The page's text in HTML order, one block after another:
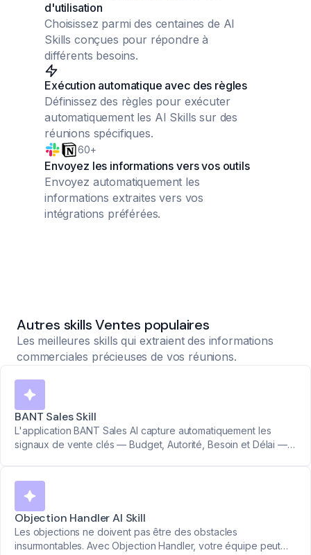
d'utilisation
Choisissez parmi des centaines de AI
Skills conçues pour répondre à
différents besoins.
Exécution automatique avec des règles
Définissez des règles pour exécuter
automatiquement les AI Skills sur des
réunions spécifiques.
60+
Envoyez les informations vers vos outils
Envoyez automatiquement les
informations extraites vers vos
intégrations préférées.
Autres skills Ventes populaires
Les meilleures skills qui extraient des informations
commerciales précieuses de vos réunions.
BANT Sales Skill
L'application BANT Sales AI capture automatiquement les
signaux de vente clés — Budget, Autorité, Besoin et Délai —
Objection Handler AI Skill
Les objections ne doivent pas être des obstacles
insurmontables. Avec Objection Handler, votre équipe peut